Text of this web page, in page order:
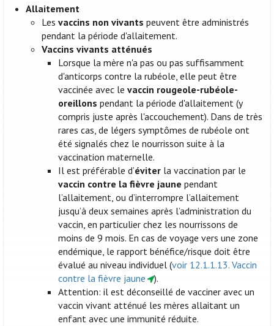
Allaitement
Lesvaccins non vivants peuvent être administrés
pendant la période d'allaitement.
Vaccins vivants atténués
Lorsque la mère n'a pas ou pas suffisamment
d'anticorps contre la rubéole, elle peut être
vaccinée avec le vaccin rougeole-rubéole-
oreillons pendant la période d'allaitement (y
compris juste après l'accouchement). Dans de très
rares cas, de légers symptômes de rubéole ont
été signalés chez le nourrisson suite à la
vaccination maternelle.
Il est préférable d’éviterla vaccination par le
vaccin contre la fièvre jaune pendant
l’allaitement, ou d’interrompre l’allaitement
jusqu’à deux semaines après l’administration du
vaccin, en particulier chez les nourrissons de
moins de 9 mois. En cas de voyage vers une zone
endémique, le rapport bénéfice/risque doit être
évalué au niveau individuel (voir 12.1.1.13. Vaccin
contre la fièvre jaune
).
Attention: il est déconseillé de vacciner avec un
vaccin vivant atténué les mères allaitant un
enfant avec une immunité réduite.